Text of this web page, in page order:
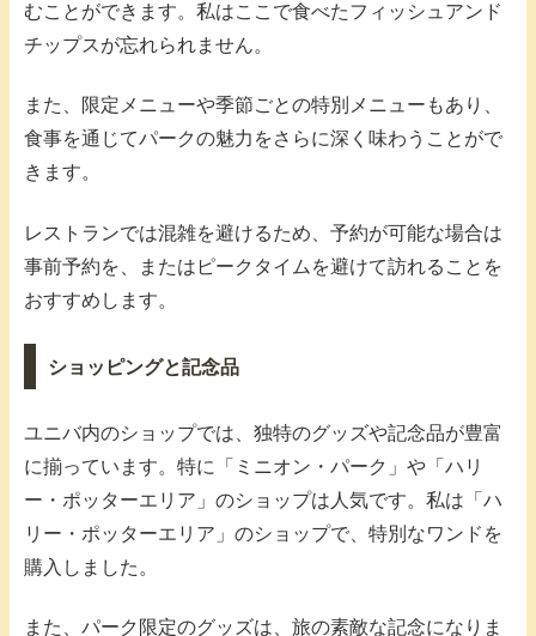
むことができます。私はここで食べたフィッシュアンド
チップスが忘れられません。
また、限定メニューや季節ごとの特別メニューもあり、
食事を通じてパークの魅力をさらに深く味わうことがで
きます。
レストランでは混雑を避けるため、予約が可能な場合は
事前予約を、またはピークタイムを避けて訪れることを
おすすめします。
ショッピングと記念品
ユニバ内のショップでは、独特のグッズや記念品が豊富
に揃っています。特に「ミニオン・パーク」や「ハリ
ー・ポッターエリア」のショップは人気です。私は「ハ
リー・ポッターエリア」のショップで、特別なワンドを
購入しました。
また、パーク限定のグッズは、旅の素敵な記念になりま